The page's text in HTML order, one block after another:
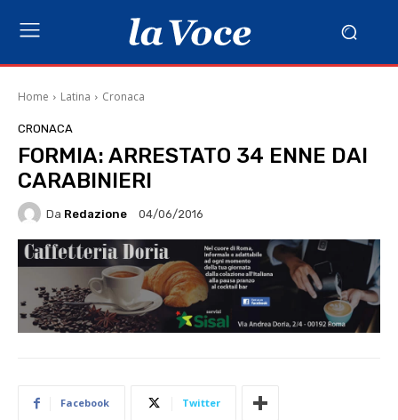
Home Latina Cronaca
CRONACA
FORMIA: ARRESTATO 34 ENNE DAI
CARABINIERI
Da Redazione 04/06/2016
Facebook Twitter